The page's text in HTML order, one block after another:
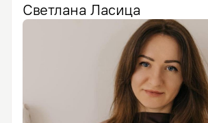
Сейчас…
Светлана Ласица